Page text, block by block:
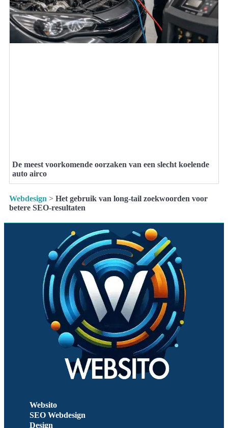
De meest voorkomende oorzaken van een slecht koelende
auto airco
Webdesign > Het gebruik van long-tail zoekwoorden voor
betere SEO-resultaten
Websito
SEO Webdesign
Design